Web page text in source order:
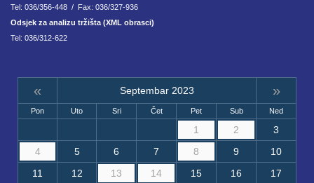
Tel: 036/356-448 / Fax: 036/327-936
Odsjek za analizu tržišta (XML obrasci)
Tel: 036/312-622
« Septembar 2023 »
Pon Uto Sri Čet Pet Sub Ned
1 2
3
4
5 6 7 8 9
10
11
12 13 14 15 16 17